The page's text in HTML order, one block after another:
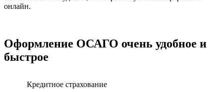
онлайн.
Оформление ОСАГО очень удобное и
быстрое
Кредитное страхование